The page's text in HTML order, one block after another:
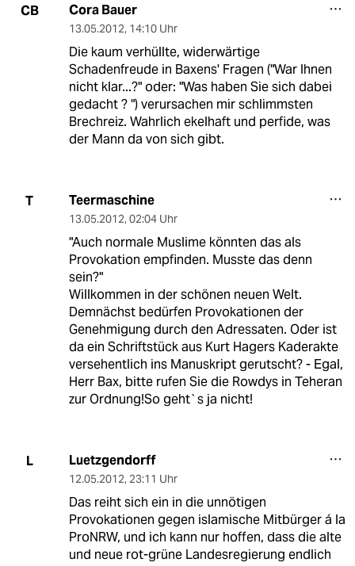
CB Cora Bauer
13.05.2012, 14:10 Uhr
Die kaum verhüllte, widerwärtige
Schadenfreude in Baxens' Fragen ("War Ihnen
nicht klar...?" oder: "Was haben Sie sich dabei
gedacht ? ") verursachen mir schlimmsten
Brechreiz. Wahrlich ekelhaft und perfide, was
der Mann da von sich gibt.
T Teermaschine
13.05.2012, 02:04 Uhr
"Auch normale Muslime könnten das als
Provokation empfinden. Musste das denn
sein?"
Willkommen in der schönen neuen Welt.
Demnächst bedürfen Provokationen der
Genehmigung durch den Adressaten. Oder ist
da ein Schriftstück aus Kurt Hagers Kaderakte
versehentlich ins Manuskript gerutscht? - Egal,
Herr Bax, bitte rufen Sie die Rowdys in Teheran
zur Ordnung!So geht`s ja nicht!
L Luetzgendorff
12.05.2012, 23:11 Uhr
Das reiht sich ein in die unnötigen
Provokationen gegen islamische Mitbürger á la
ProNRW, und ich kann nur hoffen, dass die alte
und neue rot-grüne Landesregierung endlich